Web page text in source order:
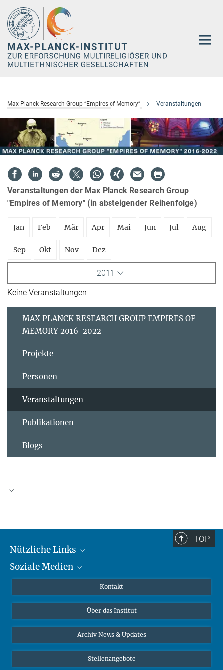
Hauptinhalt
Max Planck Research Group “Empires of Memory” Veranstaltungen
Veranstaltungen der Max Planck Research Group
"Empires of Memory" (in absteigender Reihenfolge)
Jan Feb Mär Apr Mai Jun Jul Aug
Sep Okt Nov Dez
2011
Keine Veranstaltungen
MAX PLANCK RESEARCH GROUP EMPIRES OF
MEMORY 2016-2022
Projekte
Personen
Veranstaltungen
Publikationen
Blogs
Dr. Jeremy F. Walton, Forschungsgruppenleiter
TOP
Nützliche Links
MMG Alumni Corner
Online-Vorträge
Interviews zum Thema "Diversity"
Soziale Medien
Bluesky
Kontakt
Über das Institut
Archiv News & Updates
Stellenangebote